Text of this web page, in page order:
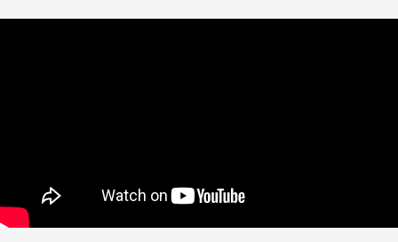
ニックネーム：ペソ さん
毎日の持ち運びにちょうどいいサイズ感で象印のロゴもいいアクセントでか